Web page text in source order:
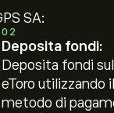
SA:
02
Deposita fondi:
Deposita fondi
eToro utilizzando
metodo di